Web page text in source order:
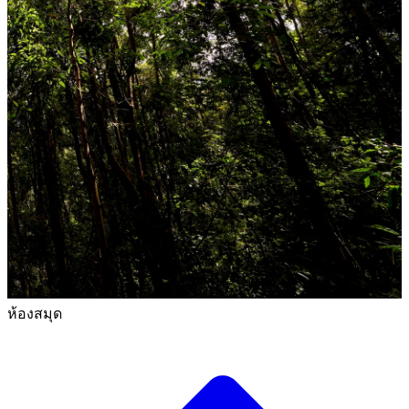
ห้องสมุด